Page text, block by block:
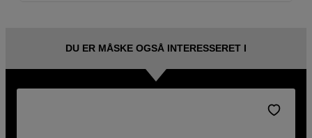
DU ER MÅSKE OGSÅ INTERESSERET I